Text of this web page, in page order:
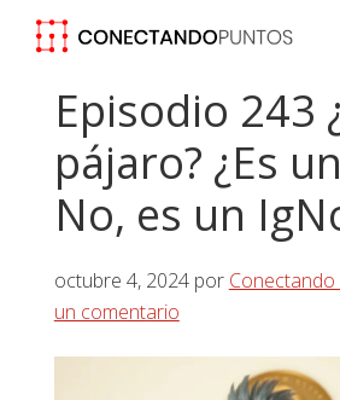
Saltar
navegación
principal
Saltar
principal
Saltar
lateral
principal
Episodio 243
pájaro? ¿Es
No, es un
octubre 4, 2024por
un comentario